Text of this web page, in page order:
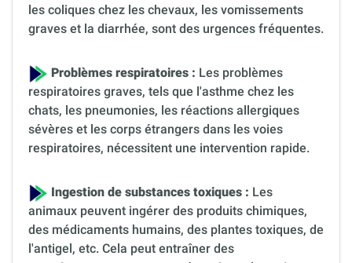
les coliques chez les chevaux, les vomissements
graves et la diarrhée, sont des urgences fréquentes.
Problèmes respiratoires : Les problèmes
respiratoires graves, tels que l'asthme chez les
chats, les pneumonies, les réactions allergiques
sévères et les corps étrangers dans les voies
respiratoires, nécessitent une intervention rapide.
Ingestion de substances toxiques : Les
animaux peuvent ingérer des produits chimiques,
des médicaments humains, des plantes toxiques, de
l'antigel, etc. Cela peut entraîner des